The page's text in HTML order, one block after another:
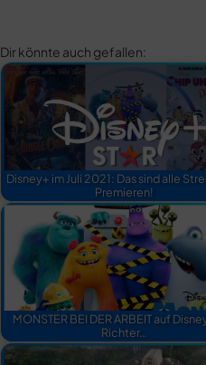
Dir könnte auch gefallen:
Disney+ im Juli 2021: Das sind alle
Premieren!
MONSTER BEI DER ARBEIT auf
Richter…